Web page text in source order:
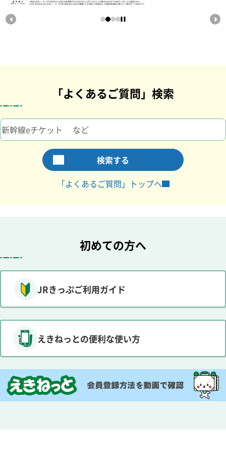
別ウインドウで開きます
1234
「よくあるご質問」検索
検索する別ウィンドウで開きます
「よくあるご質問」トップへ別ウィンドウで
初めての方へ
JRきっぷご利用ガイド
えきねっとの便利な使い方